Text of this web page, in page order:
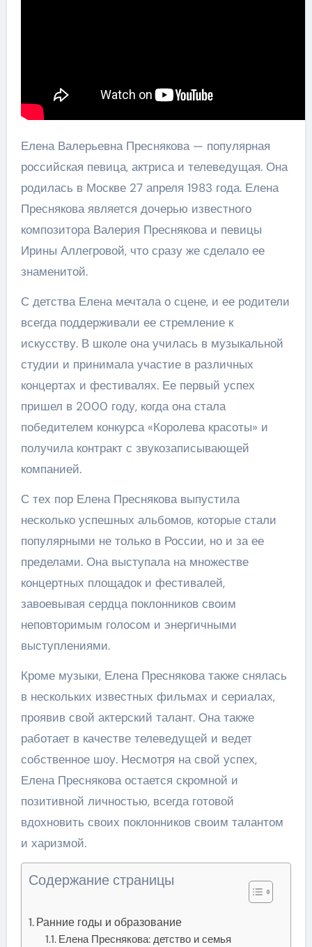
Елена Валерьевна Преснякова — популярная
российская певица, актриса и телеведущая. Она
родилась в Москве 27 апреля 1983 года. Елена
Преснякова является дочерью известного
композитора Валерия Преснякова и певицы
Ирины Аллегровой, что сразу же сделало ее
знаменитой.
С детства Елена мечтала о сцене, и ее родители
всегда поддерживали ее стремление к
искусству. В школе она училась в музыкальной
студии и принимала участие в различных
концертах и фестивалях. Ее первый успех
пришел в 2000 году, когда она стала
победителем конкурса «Королева красоты» и
получила контракт с звукозаписывающей
компанией.
С тех пор Елена Преснякова выпустила
несколько успешных альбомов, которые стали
популярными не только в России, но и за ее
пределами. Она выступала на множестве
концертных площадок и фестивалей,
завоевывая сердца поклонников своим
неповторимым голосом и энергичными
выступлениями.
Кроме музыки, Елена Преснякова также снялась
в нескольких известных фильмах и сериалах,
проявив свой актерский талант. Она также
работает в качестве телеведущей и ведет
собственное шоу. Несмотря на свой успех,
Елена Преснякова остается скромной и
позитивной личностью, всегда готовой
вдохновить своих поклонников своим талантом
и харизмой.
Содержание страницы
Ранние годы и образование
Елена Преснякова: детство и семья